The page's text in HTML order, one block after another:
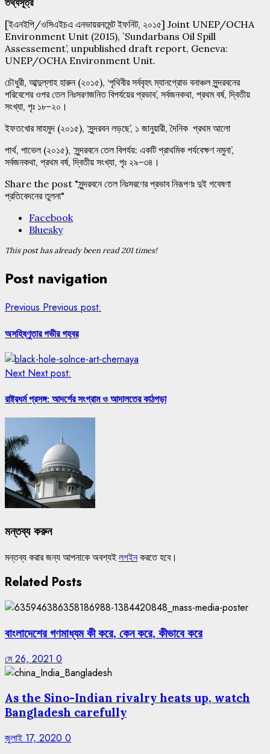
[ইএনইপি/ওসিএইচএ এনভায়রনমেন্ট ইফনিট, ২০১৫] Joint UNEP/OCHA
Environment Unit (2015), `Sundarbans Oil Spill
Assessement’, unpublished draft report, Geneva:
UNEP/OCHA Environment Unit.
চৌধুরী, আব্দুল্লাহ হারুন (২০১৫), ‘পৃথিবীর সর্ববৃহৎ ম্যানগ্রোভ বনাঞ্চল সুন্দরবনের
পরিবেশের ওপর তেল নিঃসরণজনিত বিপর্যয়ের প্রভাব’, সর্বজনকথা, প্রথম বর্ষ, দ্বিতীয়
সংখ্যা, পৃঃ ১৮-২০।
ইফতখোর মাহমুদ (২০১৫), ‘সুন্দরবন লড়ছে’, ১ জানুয়ারী, দৈনিক প্রথম আলো
পার্থ, পাভেল (২০১৫), ‘সুন্দরবনে তেল বিপর্যয়: একটি প্রাথমিক পর্যবেক্ষণ নমুনা’,
সর্বজনকথা, প্রথম বর্ষ, দ্বিতীয় সংখ্যা, পৃঃ ২৯-৩৪।
Share the post "সুন্দরবনে তেল নিঃসরণের প্রভাব নিরূপণঃ দুই গবেষণা
প্রতিবেদনের তুলনা"
Facebook
Bluesky
This post has already been read 201 times!
Post navigation
Previous Previous post:
অসহিষ্ণুতার গভীর গহ্বর
Next Next post:
রাষ্ট্রধর্ম প্রসঙ্গ: আদর্শের সংগ্রাম ও আদালতের কাঠগড়া
মন্তব্য করুন
মন্তব্য করার জন্য আপনাকে অবশ্যই লগইনকরতে হবে।
Related Posts
বাংলাদেশের গণমাধ্যম কী করে, কেন করে, কীভাবে করে
মে 26, 2021 0
As the Sino-Indian rivalry heats up, watch
Bangladesh carefully
জুলাই 17, 2020 0